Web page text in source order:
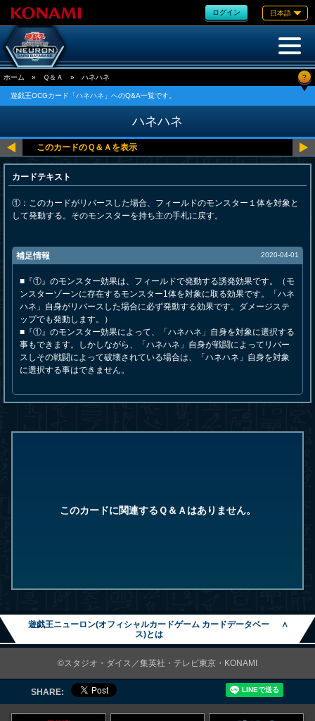
ログイン 日本語
ホーム » Ｑ＆Ａ » ハネハネ ?
遊戯王OCGカード「ハネハネ」へのQ&A一覧です。
ハネハネ
カードテキスト
①：このカードがリバースした場合、フィールドのモンスター１体を対象と
して発動する。そのモンスターを持ち主の手札に戻す。
補足情報 2020-04-01
■『①』のモンスター効果は、フィールドで発動する誘発効果です。（モ
ンスターゾーンに存在するモンスター1体を対象に取る効果です。「ハネ
ハネ」自身がリバースした場合に必ず発動する効果です。ダメージステ
ップでも発動します。）
■『①』のモンスター効果によって、「ハネハネ」自身を対象に選択する
事もできます。しかしながら、「ハネハネ」自身が戦闘によってリバー
スしその戦闘によって破壊されている場合は、「ハネハネ」自身を対象
に選択する事はできません。
このカードに関連するＱ＆Ａはありません。
遊戯王ニューロン(オフィシャルカードゲーム カードデータベー
ス)とは
∧
©スタジオ・ダイス／集英社・テレビ東京・KONAMI
SHARE: